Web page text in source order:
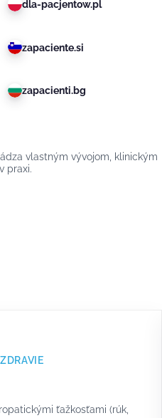
dla-pacjentow.pl
zapaciente.si
zapacienti.bg
vlastným vývojom, klinickým
praxi.
ťažkosťami (rúk,